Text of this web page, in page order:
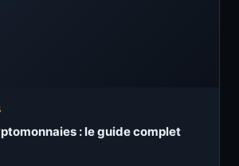
: le guide complet